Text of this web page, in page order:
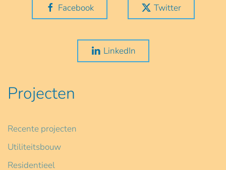
Facebook Twitter
LinkedIn
Projecten
Recente projecten
Utiliteitsbouw
Residentieel